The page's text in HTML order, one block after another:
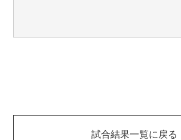
試合結果一覧に戻る